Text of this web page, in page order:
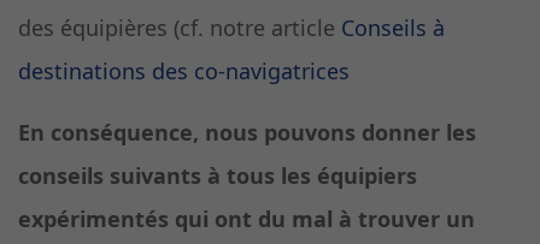
des équipières (cf. notre article Conseils à
destinations des co-navigatrices
En conséquence, nous pouvons donner les
conseils suivants à tous les équipiers
expérimentés qui ont du mal à trouver un